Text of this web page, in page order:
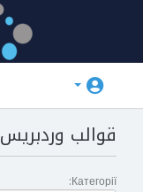
قوالب وردبريس
Категорії: